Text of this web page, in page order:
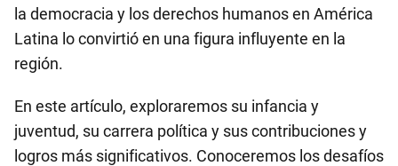
la democracia y los derechos humanos en América
Latina lo convirtió en una figura influyente en la
región.
En este artículo, exploraremos su infancia y
juventud, su carrera política y sus contribuciones y
logros más significativos. Conoceremos los desafíos